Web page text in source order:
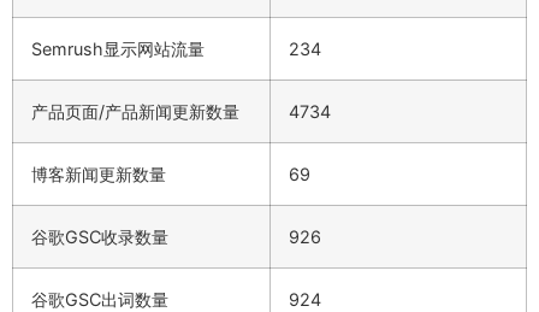
Semrush显示网站流量 234
产品页面/产品新闻更新数量 4734
博客新闻更新数量 69
谷歌GSC收录数量 926
谷歌GSC出词数量 924